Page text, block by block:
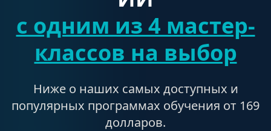
с одним из 4 мастер-
классов на выбор
Ниже о наших самых доступных и
популярных программах обучения от 169
долларов.